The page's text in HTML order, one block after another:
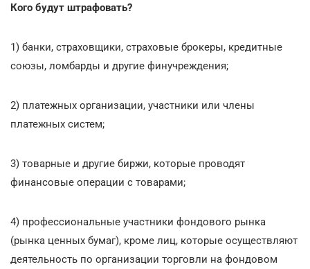
Кого будут штрафовать?
1) банки, страховщики, страховые брокеры, кредитные
союзы, ломбарды и другие финучреждения;
2) платежных организации, участники или члены
платежных систем;
3) товарные и другие биржи, которые проводят
финансовые операции с товарами;
4) профессиональные участники фондового рынка
(рынка ценных бумаг), кроме лиц, которые осуществляют
деятельность по организации торговли на фондовом